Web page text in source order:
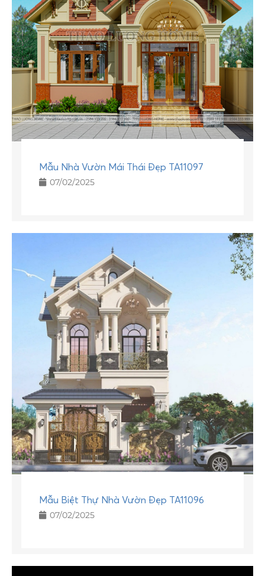
Mẫu Nhà Vườn Mái Thái Đẹp TA11097
07/02/2025
Mẫu Biệt Thự Nhà Vườn Đẹp TA11096
07/02/2025